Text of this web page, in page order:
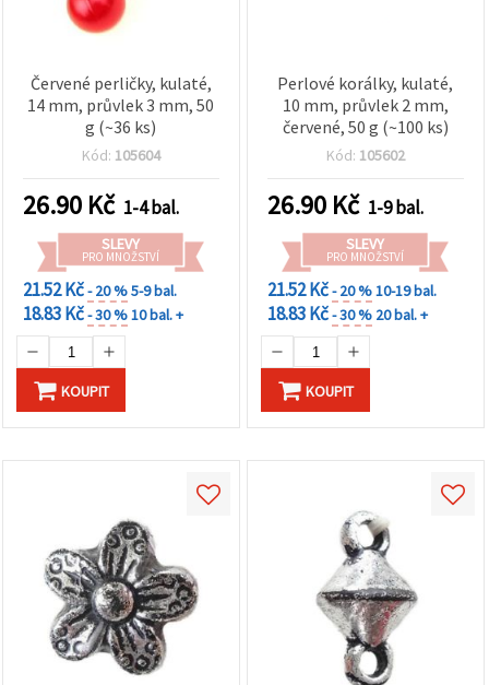
Červené perličky, kulaté,
14 mm, průvlek 3 mm, 50
g (~36 ks)
Kód: 105604
26.90 Kč 1-4 bal.
SLEVY
PRO MNOŽSTVÍ
21.52 Kč- 20 %5-9 bal.
18.83 Kč- 30 %10 bal. +
KOUPIT
Perlové korálky, kulaté,
10 mm, průvlek 2 mm,
červené, 50 g (~100 ks)
Kód: 105602
26.90 Kč 1-9 bal.
SLEVY
PRO MNOŽSTVÍ
21.52 Kč- 20 %10-19 bal.
18.83 Kč- 30 % 20 bal. +
KOUPIT